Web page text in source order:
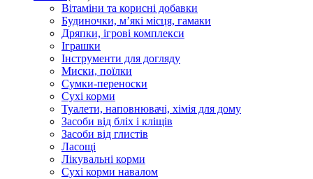
Вітаміни та корисні добавки
Будиночки, м’які місця, гамаки
Дряпки, ігрові комплекси
Іграшки
Інструменти для догляду
Миски, поїлки
Сумки-переноски
Сухі корми
Туалети, наповнювачі, хімія для дому
Засоби від бліх і кліщів
Засоби від глистів
Ласощі
Лікувальні корми
Сухі корми навалом